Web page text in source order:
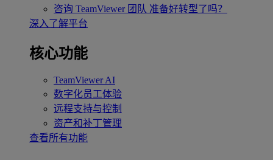
咨询 TeamViewer 团队 准备好转型了吗？
深入了解平台
核心功能
TeamViewer AI
数字化员工体验
远程支持与控制
资产和补丁管理
查看所有功能